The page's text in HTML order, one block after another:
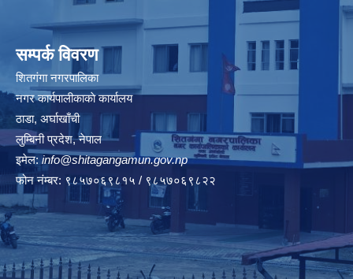
सम्पर्क विवरण
शितगंगा नगरपालिका
नगर कार्यपालीकाकाे कार्यालय
ठाडा, अर्घाखाँची
लुम्बिनी प्रदेश, नेपाल
इमेल: info@shitagangamun.gov.np
फोन नंम्बर: ९८५७०६९८१५ / ९८५७०६९८२२